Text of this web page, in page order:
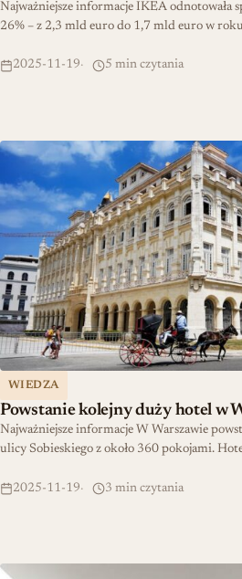
Najważniejsze informacje IKEA odnotowała
26% – z 2,3 mld euro do 1,7 mld euro w
2025-11-19 5 min czytania
WIEDZA
Powstanie kolejny duży hotel w
Najważniejsze informacje W Warszawie
ulicy Sobieskiego z około 360 pokojami.
2025-11-19 3 min czytania
Powstanie kolejny duży hotel w
Jak urządzić kawalerkę 30m2?